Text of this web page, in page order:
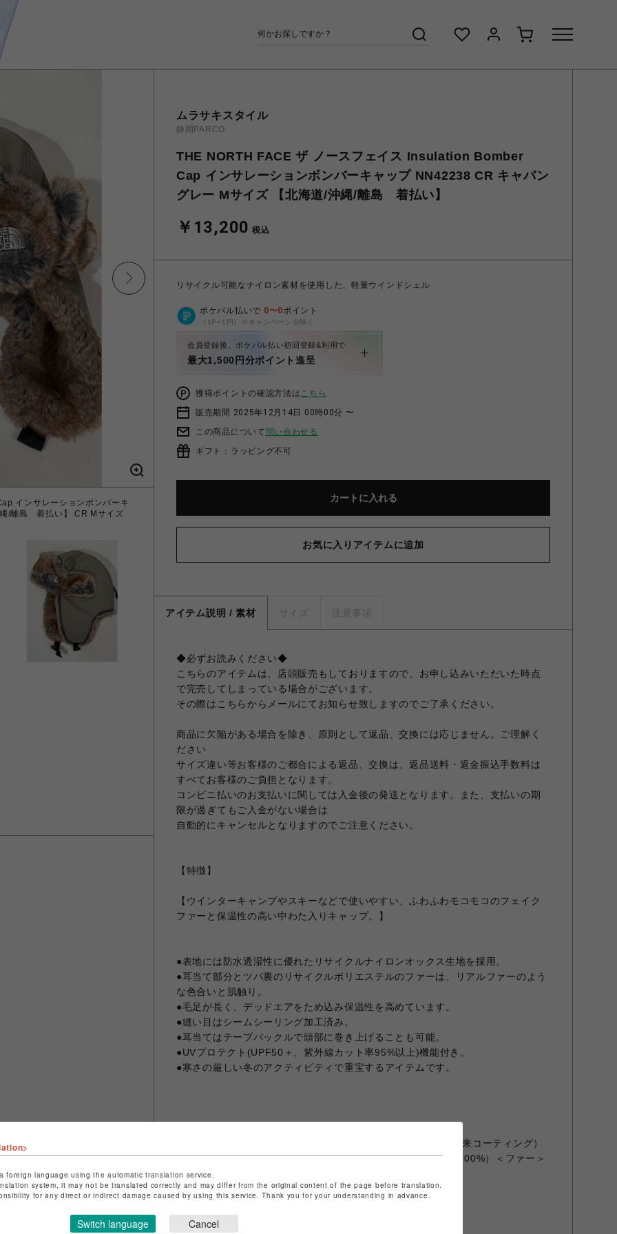
インサレーションボンバーキ
/離島 着払い】 CR Mサイズ
ムラサキスタイル
静岡PARCO
THE NORTH FACE ザ ノースフェイス Insulation Bomber
Cap インサレーションボンバーキャップ NN42238 CR キャバン
グレー Mサイズ 【北海道/沖縄/離島 着払い】
￥13,200 税込
リサイクル可能なナイロン素材を使用した、軽量ウインドシェル
ポケパル払いで 0〜0ポイント
（1P=1円）※キャンペーン分除く
会員登録後、ポケパル払い初回登録&利用で
最大1,500円分ポイント進呈
獲得ポイントの確認方法はこちら
販売期間 2025年12月14日 00時00分 〜
この商品について 問い合わせる
ギフト：ラッピング不可
カートに入れる
お気に入りアイテムに追加
アイテム説明 / 素材 サイズ 注意事項
◆必ずお読みください◆
こちらのアイテムは、店頭販売もしておりますので、お申し込みいただいた時点
で完売してしまっている場合がございます。
その際はこちらからメールにてお知らせ致しますのでご了承ください。
商品に欠陥がある場合を除き、原則として返品、交換には応じません。ご理解く
ださい
サイズ違い等お客様のご都合による返品、交換は、返品送料・返金振込手数料は
すべてお客様のご負担となります。
コンビニ払いのお支払いに関しては入金後の発送となります。また、支払いの期
限が過ぎてもご入金がない場合は
自動的にキャンセルとなりますのでご注意ください。
【特徴】
【ウインターキャンプやスキーなどで使いやすい、ふわふわモコモコのフェイク
ファーと保温性の高い中わた入りキャップ。】
●表地には防水透湿性に優れたリサイクルナイロンオックス生地を採用。
●耳当て部分とツバ裏のリサイクルポリエステルのファーは、リアルファーのよう
な色合いと肌触り。
●毛足が長く、デッドエアをため込み保温性を高めています。
●縫い目はシームシーリング加工済み。
●耳当てはテープバックルで頭部に巻き上げることも可能。
●UVプロテクト(UPF50＋、紫外線カット率95%以上)機能付き。
●寒さの厳しい冬のアクティビティで重宝するアイテムです。
Recycled Nylon OX 2L（表側：ナイロン100%、裏側：植物由来コーティング）
＜中わた＞ポリエステル100%＜天裏＞Fleece（ポリエステル100%）＜ファー＞
ポリエステル100%
foreign language using the automatic translation service.
system, it may not be translated correctly and may differ from the original content of the page before translation.
for any direct or indirect damage caused by using this service. Thank you for your understanding in advance.
Switch language Cancel